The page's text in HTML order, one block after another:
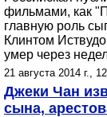
фильмами, как
главную роль
Клинтом
умер через
21 августа 2014 г.,
Джеки Чан
сына,